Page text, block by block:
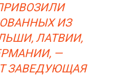
ИЗ
ЛАТВИИ,
—
ЗАВЕДУЮЩАЯ